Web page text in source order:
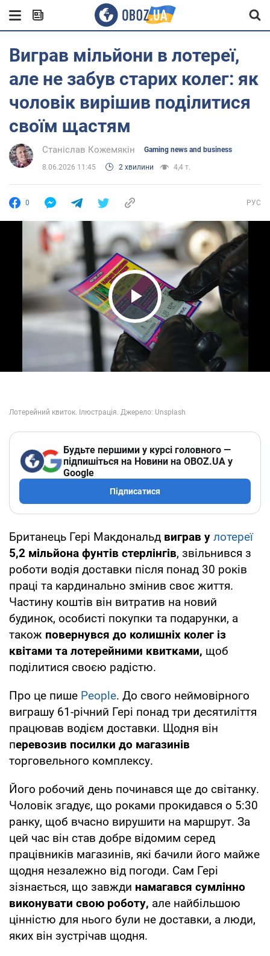
Виграв мільйони в лотереї,
але не забув старих колег: як
чоловік вирішив поділитися
своїм щастям
Станіслав Кожемякін Gaming news and business
8.06.2026 11:45 2 хвилини 4,4 т.
0 РУС
Play Video
Будьте першими у курсі головного —
підпишіться на Новини на OBOZ.UA у
Google
Підписатися
Британець Гері Макдональд виграв у лотереї
5,2 мільйона фунтів стерлінгів, звільнився з
роботи водія доставки після понад 30 років
праці та кардинально змінив своє життя.
Частину коштів він витратив на новий
будинок, особисті покупки та подарунки, а
також повернувся до колишніх колег із
квітами та лотерейними квитками, щоб
поділитися своєю радістю.
Про це пише People. До свого неймовірного
виграшу 61-річний Гері понад три десятиліття
працював водієм доставки. Щодня він
перевозив посилки до магазинів
торговельного комплексу.
Його робочий день починався ще до світанку.
Чоловік згадує, що роками прокидався о 5:30
ранку, щоб вчасно вирушити на маршрут. За
цей час він став добре відомим серед
працівників магазинів, які бачили його майже
щодня незалежно від погоди. Сам Гері
зізнається, що завжди намагався сумлінно
виконувати свою роботу, але найбільшою
цінністю для нього були не доставки, а люди,
яких він зустрічав щодня.